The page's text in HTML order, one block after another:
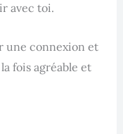
avec toi.
une connexion et
fois agréable et